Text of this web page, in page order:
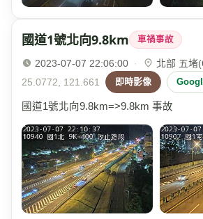
國道1號北向9.8km 車禍事故
2023-07-07 22:06:00 · 北部 五堵
25.0772, 121.661
即時影像
國道1號北向9.8km=>9.8km 事故